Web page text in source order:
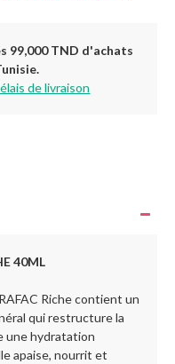
99,000 TND d'achats
de livraison
40ML
Riche contient un
qui restructure la
une hydratation
apaise, nourrit et